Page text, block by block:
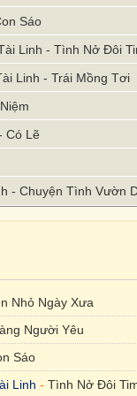
Sáo
Linh - Tình Nở Đôi
Linh - Trái Mồng Tơi
Có Lẽ
- Chuyện Tình Vườn
Nhỏ Ngày Xưa
Người Yêu
Sáo
Linh - Tình Nở Đôi